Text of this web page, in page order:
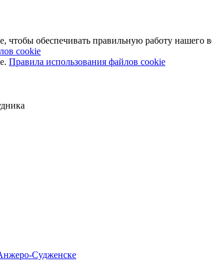
обеспечивать правильную работу нашего
cookie
Правила использования файлов cookie
Судженске